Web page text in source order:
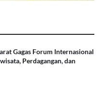
Gagas Forum Internasional
Perdagangan, dan